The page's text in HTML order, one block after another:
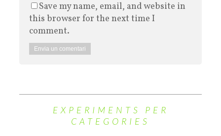
Save my name, email, and website in
this browser for the next time I
comment.
EXPERIMENTS PER
CATEGORIES